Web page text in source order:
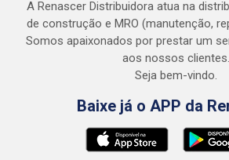
A Renascer Distribuidora atua na
de construção e MRO (manutenção,
Somos apaixonados por prestar um
aos nossos clientes.
Seja bem-vindo.
Baixe já o APP da